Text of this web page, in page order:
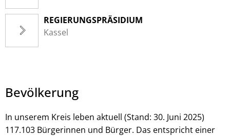
REGIERUNGSPRÄSIDIUM
Kassel
Bevölkerung
In unserem Kreis leben aktuell (Stand: 30. Juni 2025)
117.103 Bürgerinnen und Bürger. Das entspricht einer